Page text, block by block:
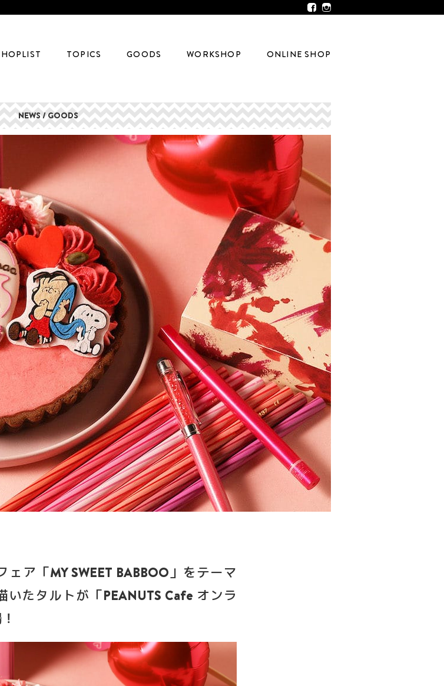
TOPICS GOODS WORKSHOP ONLINE SHOP
NEWS / GOODS
ェア「MY SWEET BABBOO」をテーマ
たタルトが「PEANUTS Cafe オンラ